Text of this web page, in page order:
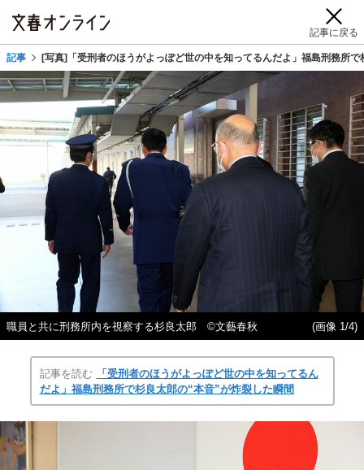
記事に戻る
記事 [写真]「受刑者のほうがよっぽど世の中を知ってるんだよ」福島刑務所
職員と共に刑務所内を視察する杉良太郎 ©文藝春秋 (画像 1/4)
記事を読む
「受刑者のほうがよっぽど世の中を知ってるん
だよ」福島刑務所で杉良太郎の“本音”が炸裂した瞬間